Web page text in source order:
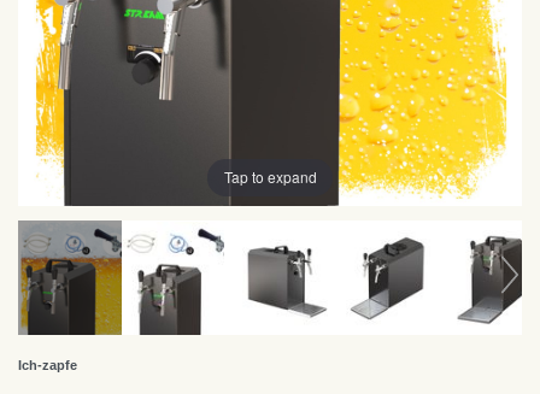
Tap to expand
Ich-zapfe